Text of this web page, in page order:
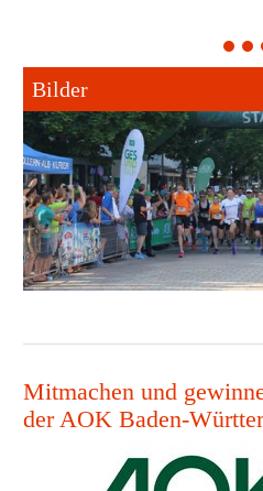
1 2
Bilder
Mitmachen und
der AOK Baden-